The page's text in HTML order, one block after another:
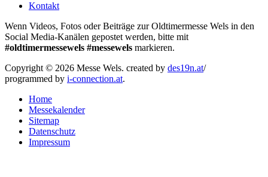
Kontakt
Wenn Videos, Fotos oder Beiträge zur Oldtimermesse Wels in den
Social Media-Kanälen gepostet werden, bitte mit
#oldtimermessewels #messewels markieren.
Copyright © 2026 Messe Wels. created by des19n.at/
programmed by i-connection.at.
Home
Messekalender
Sitemap
Datenschutz
Impressum